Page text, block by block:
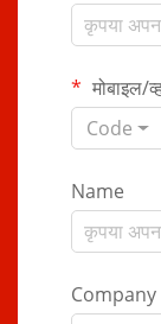
मोबाइल/
Code
Name